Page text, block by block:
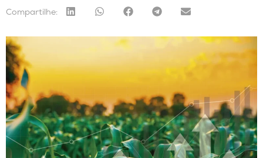
Compartilhe: